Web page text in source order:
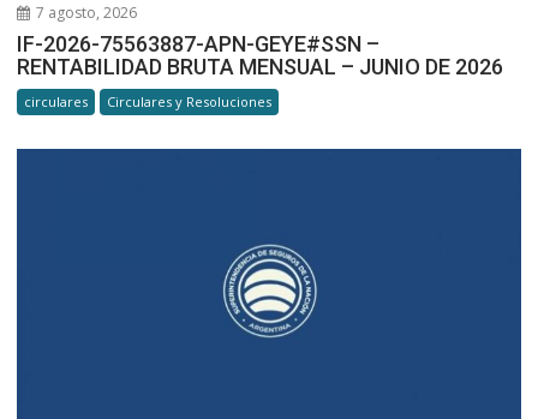
7 agosto, 2026
IF-2026-75563887-APN-GEYE#SSN –
RENTABILIDAD BRUTA MENSUAL – JUNIO DE 2026
circulares Circulares y Resoluciones